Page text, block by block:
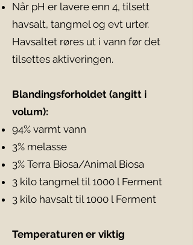
Når pH er lavere enn 4, tilsett
havsalt, tangmel og evt urter.
Havsaltet røres ut i vann før det
tilsettes aktiveringen.
Blandingsforholdet (angitt i
volum):
94% varmt vann
3% melasse
3% Terra Biosa/Animal Biosa
3 kilo tangmel til 1000 l Ferment
3 kilo havsalt til 1000 l Ferment
Temperaturen er viktig